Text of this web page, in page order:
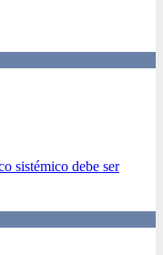
sistémico debe ser